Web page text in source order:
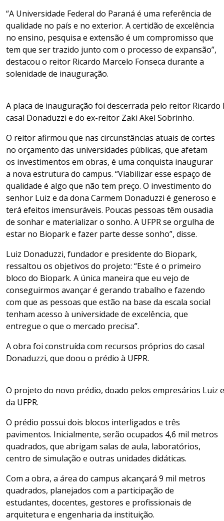
“A Universidade Federal do Paraná é uma referência de
qualidade no país e no exterior. A certidão de excelência
no ensino, pesquisa e extensão é um compromisso que
tem que ser trazido junto com o processo de expansão”,
destacou o reitor Ricardo Marcelo Fonseca durante a
solenidade de inauguração.
A placa de inauguração foi descerrada pelo reitor Ricardo
casal Donaduzzi e do ex-reitor Zaki Akel Sobrinho.
O reitor afirmou que nas circunstâncias atuais de cortes
no orçamento das universidades públicas, que afetam
os investimentos em obras, é uma conquista inaugurar
a nova estrutura do campus. “Viabilizar esse espaço de
qualidade é algo que não tem preço. O investimento do
senhor Luiz e da dona Carmem Donaduzzi é generoso e
terá efeitos imensuráveis. Poucas pessoas têm ousadia
de sonhar e materializar o sonho. A UFPR se orgulha de
estar no Biopark e fazer parte desse sonho”, disse.
Luiz Donaduzzi, fundador e presidente do Biopark,
ressaltou os objetivos do projeto: “Este é o primeiro
bloco do Biopark. A única maneira que eu vejo de
conseguirmos avançar é gerando trabalho e fazendo
com que as pessoas que estão na base da escala social
tenham acesso à universidade de excelência, que
entregue o que o mercado precisa”.
A obra foi construída com recursos próprios do casal
Donaduzzi, que doou o prédio à UFPR.
O projeto do novo prédio, doado pelos empresários
da UFPR.
O prédio possui dois blocos interligados e três
pavimentos. Inicialmente, serão ocupados 4,6 mil metros
quadrados, que abrigam salas de aula, laboratórios,
centro de simulação e outras unidades didáticas.
Com a obra, a área do campus alcançará 9 mil metros
quadrados, planejados com a participação de
estudantes, docentes, gestores e profissionais de
arquitetura e engenharia da instituição.